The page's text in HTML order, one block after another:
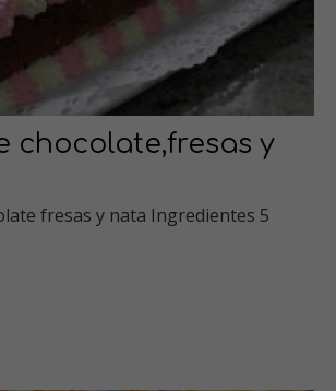
chocolate,fresas y
fresas y nata Ingredientes 5